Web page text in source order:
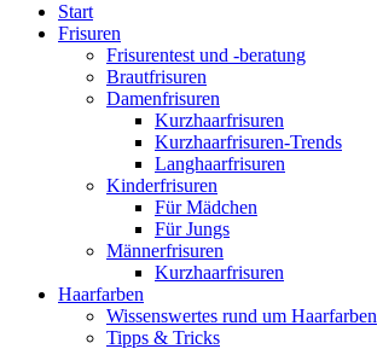
Start
Frisuren
Frisurentest und -beratung
Brautfrisuren
Damenfrisuren
Kurzhaarfrisuren
Kurzhaarfrisuren-Trends
Langhaarfrisuren
Kinderfrisuren
Für Mädchen
Für Jungs
Männerfrisuren
Kurzhaarfrisuren
Haarfarben
Wissenswertes rund um Haarfarben
Tipps & Tricks